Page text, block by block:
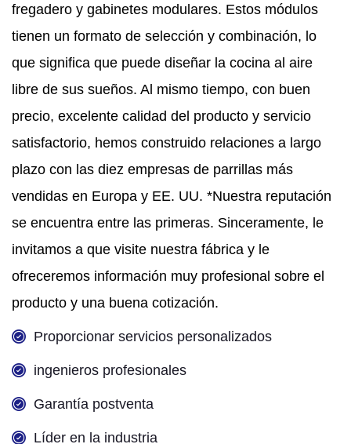
fregadero y gabinetes modulares. Estos módulos
tienen un formato de selección y combinación, lo
que significa que puede diseñar la cocina al aire
libre de sus sueños. Al mismo tiempo, con buen
precio, excelente calidad del producto y servicio
satisfactorio, hemos construido relaciones a largo
plazo con las diez empresas de parrillas más
vendidas en Europa y EE. UU. *Nuestra reputación
se encuentra entre las primeras. Sinceramente, le
invitamos a que visite nuestra fábrica y le
ofreceremos información muy profesional sobre el
producto y una buena cotización.
Proporcionar servicios personalizados
ingenieros profesionales
Garantía postventa
Líder en la industria
¿Qué Proporciona ALRT?
Nos centramos en tus necesidades y crecemos
juntos.